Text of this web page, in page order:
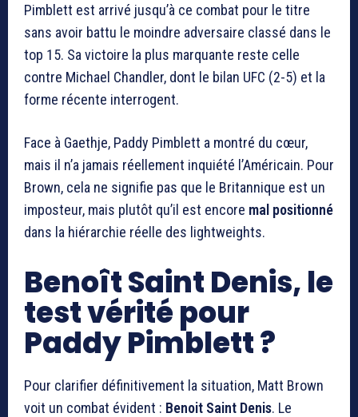
Pimblett est arrivé jusqu’à ce combat pour le titre
sans avoir battu le moindre adversaire classé dans le
top 15. Sa victoire la plus marquante reste celle
contre Michael Chandler, dont le bilan UFC (2-5) et la
forme récente interrogent.
Face à Gaethje, Paddy Pimblett a montré du cœur,
mais il n’a jamais réellement inquiété l’Américain. Pour
Brown, cela ne signifie pas que le Britannique est un
imposteur, mais plutôt qu’il est encore mal positionné
dans la hiérarchie réelle des lightweights.
Benoît Saint Denis, le
test vérité pour
Paddy Pimblett?
Pour clarifier définitivement la situation, Matt Brown
voit un combat évident : Benoit Saint Denis. Le